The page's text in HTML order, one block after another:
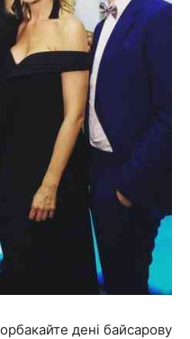
дені байсарову